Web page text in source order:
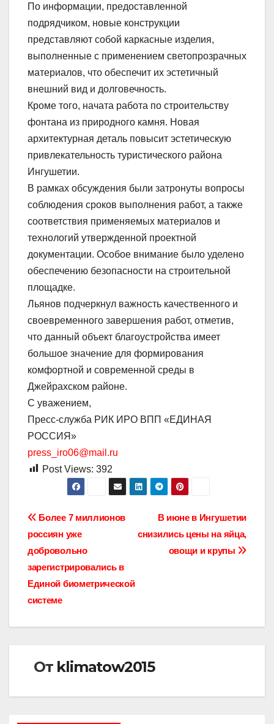
По информации, предоставленной
подрядчиком, новые конструкции
представляют собой каркасные изделия,
выполненные с применением светопрозрачных
материалов, что обеспечит их эстетичный
внешний вид и долговечность.
Кроме того, начата работа по строительству
фонтана из природного камня. Новая
архитектурная деталь повысит эстетическую
привлекательность туристического района
Ингушетии.
В рамках обсуждения были затронуты вопросы
соблюдения сроков выполнения работ, а также
соответствия применяемых материалов и
технологий утвержденной проектной
документации. Особое внимание было уделено
обеспечению безопасности на строительной
площадке.
Льянов подчеркнул важность качественного и
своевременного завершения работ, отметив,
что данный объект благоустройства имеет
большое значение для формирования
комфортной и современной среды в
Джейрахском районе.
С уважением,
Пресс-служба РИК ИРО ВПП «ЕДИНАЯ
РОССИЯ»
press_iro06@mail.ru
Post Views: 392
Навигация
по
записям
В июне в Ингушетии
снизились цены на яйца,
овощи и крупы
Более 7 миллионов
россиян уже
добровольно
зарегистрировались в
Единой биометрической
системе
От klimatow2015